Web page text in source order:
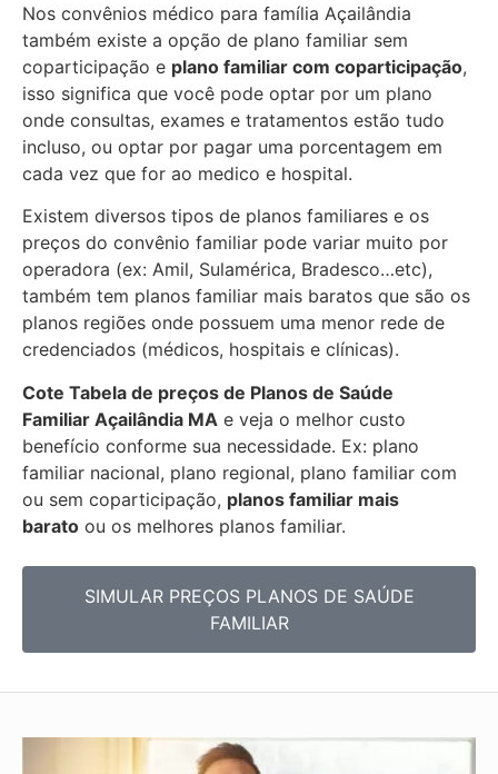
Nos convênios médico para família Açailândia
também existe a opção de plano familiar sem
coparticipação e plano familiar com coparticipação,
isso significa que você pode optar por um plano
onde consultas, exames e tratamentos estão tudo
incluso, ou optar por pagar uma porcentagem em
cada vez que for ao medico e hospital.
Existem diversos tipos de planos familiares e os
preços do convênio familiar pode variar muito por
operadora (ex: Amil, Sulamérica, Bradesco…etc),
também tem planos familiar mais baratos que são os
planos regiões onde possuem uma menor rede de
credenciados (médicos, hospitais e clínicas).
Cote Tabela de preços de Planos de Saúde
Familiar Açailândia MA e veja o melhor custo
benefício conforme sua necessidade. Ex: plano
familiar nacional, plano regional, plano familiar com
ou sem coparticipação, planos familiar mais
barato ou os melhores planos familiar.
SIMULAR PREÇOS PLANOS DE SAÚDE
FAMILIAR